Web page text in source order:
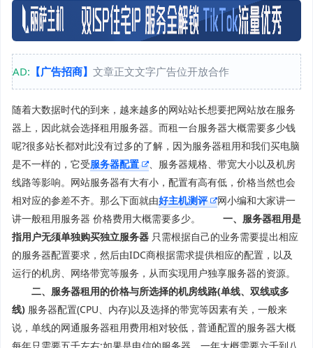
AD: 【广告招商】 文章正文文字广告位开放合作
随着大数据时代的到来，越来越多的网站站长想要把网站放在服务
器上，因此就会选择租用服务器。而租一台服务器大概需要多少钱
呢?很多站长都对此没有过多的了解，因为服务器租用和我们买电脑
是不一样的，它受服务器配置
、服务器规格、带宽大小以及机房
线路等影响。网站服务器有大有小，配置有高有低，价格当然也会
相对应的参差不齐。那么下面就由好主机测评
网小编和大家讲一
讲一般租用服务器 价格费用大概需要多少。
一、服务器租用是
指用户无须单独购买独立服务器 只需根据自己的业务需要提出相应
的服务器配置要求，然后由IDC商根据需求提供相应的配置，以及
运行的机房、网络带宽等服务，从而实现用户独享服务器的资源。
二、服务器租用的价格与所选择的机房线路(单线、双线或多
线) 服务器配置(CPU、内存)以及选择的带宽等因素有关，一般来
说，单线的网通服务器租用费用相对较低，普通配置的服务器大概